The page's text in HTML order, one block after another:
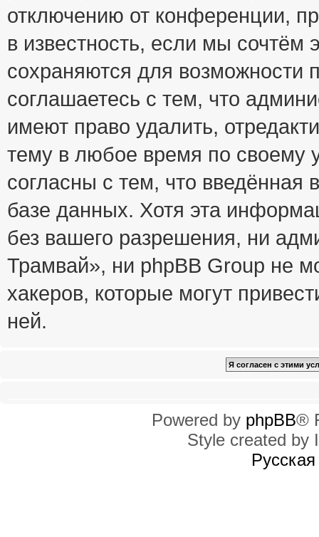
отключению от конференции,
в известность, если мы
сохраняются для возможности
соглашаетесь с тем, что
имеют право удалить,
тему в любое время по своему
согласны с тем, что
базе данных. Хотя эта
без вашего разрешения, ни
Трамвай», ни phpBB Group не
хакеров, которые могут
ней.
Powered by phpBB®
Style created by